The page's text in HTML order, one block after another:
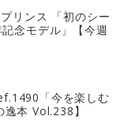
リンス 「初のシー
念モデル」【今週
「今を楽しむ
本 Vol.238】